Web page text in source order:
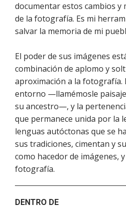
documentar estos cambios y
de la fotografía. Es mi
salvar la memoria de mi
El poder de sus imágenes
combinación de aplomo y
aproximación a la fotografía.
entorno —llamémosle
su ancestro—, y la
que permanece unida por la
lenguas autóctonas que se
sus tradiciones, cimentan y
como hacedor de imágenes,
fotografía.
DENTRO DE